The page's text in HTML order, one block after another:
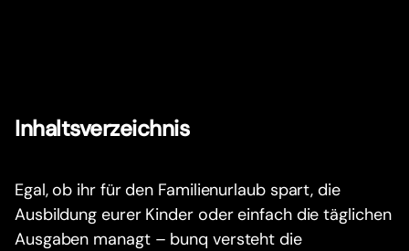
Inhaltsverzeichnis
Egal, ob ihr für den Familienurlaub spart, die
Ausbildung eurer Kinder oder einfach die täglichen
Ausgaben managt – bunq versteht die